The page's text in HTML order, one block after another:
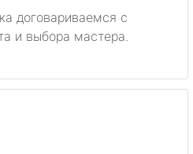
договариваемся с
и выбора мастера.